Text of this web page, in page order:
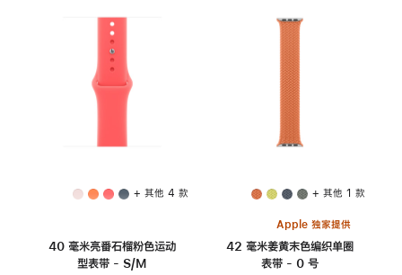
+ 其他 4 款
40 毫米亮番石榴粉色运动
型表带 - S/M
+ 其他 1 款
Apple 独家提供
42 毫米姜黄末色编织单圈
表带 - 0 号